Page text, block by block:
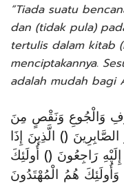
“Tiada suatu
dan (tidak pula)
tertulis dalam kitab
menciptakannya.
adalah mudah bagi
وَالْجُوعِ وَنَقْصٍ مِنَ
() الَّذِينَ إِذَا
إِلَيْهِ رَاجِعُونَ () أُولَئِكَ
هُمُ الْمُهْتَدُونَ